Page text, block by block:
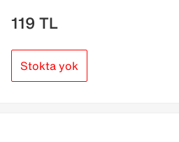
119 TL
Stokta yok